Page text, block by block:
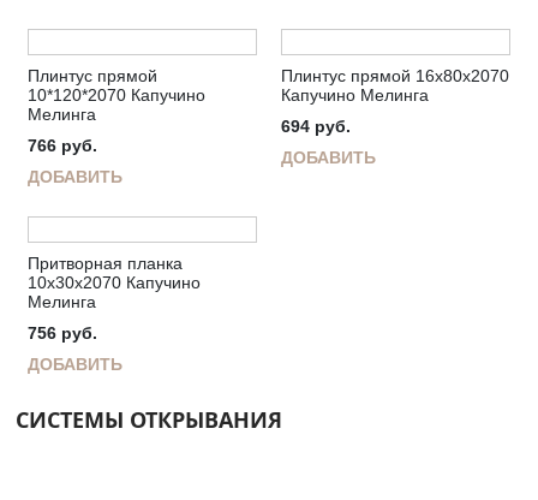
Плинтус прямой
10*120*2070 Капучино
Мелинга
766 руб.
ДОБАВИТЬ
Плинтус прямой 16х80х2070
Капучино Мелинга
694 руб.
ДОБАВИТЬ
Притворная планка
10х30х2070 Капучино
Мелинга
756 руб.
ДОБАВИТЬ
СИСТЕМЫ ОТКРЫВАНИЯ